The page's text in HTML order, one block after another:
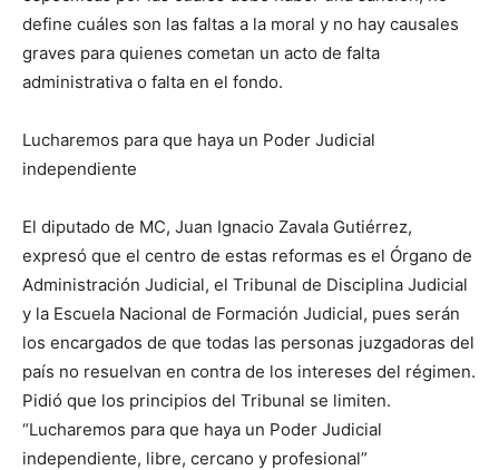
define cuáles son las faltas a la moral y no hay causales
graves para quienes cometan un acto de falta
administrativa o falta en el fondo.
Lucharemos para que haya un Poder Judicial
independiente
El diputado de MC, Juan Ignacio Zavala Gutiérrez,
expresó que el centro de estas reformas es el Órgano de
Administración Judicial, el Tribunal de Disciplina Judicial
y la Escuela Nacional de Formación Judicial, pues serán
los encargados de que todas las personas juzgadoras del
país no resuelvan en contra de los intereses del régimen.
Pidió que los principios del Tribunal se limiten.
“Lucharemos para que haya un Poder Judicial
independiente, libre, cercano y profesional”